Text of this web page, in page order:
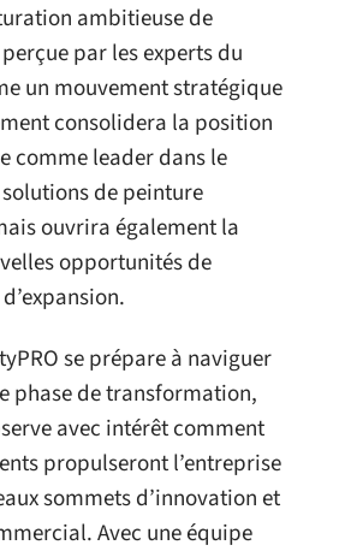
ambitieuse de
par les experts du
un mouvement stratégique
consolidera la position
comme leader dans le
de peinture
ouvrira également la
opportunités de
se prépare à naviguer
phase de transformation,
avec intérêt comment
propulseront l’entreprise
sommets d’innovation et
Avec une équipe